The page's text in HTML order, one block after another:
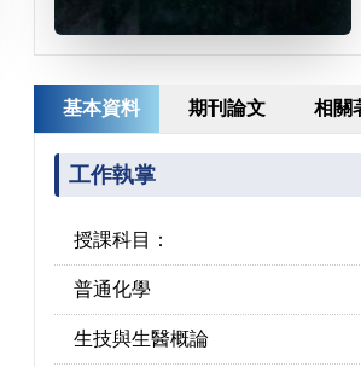
基本資料 期刊論文 相關
工作執掌
授課科目：
普通化學
生技與生醫概論